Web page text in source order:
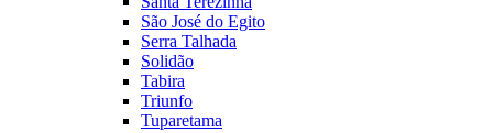
São José do Egito
Serra Talhada
Solidão
Tabira
Triunfo
Tuparetama